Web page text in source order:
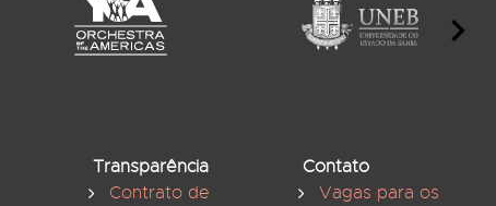
Transparência
Contrato de
Contato
Vagas para os